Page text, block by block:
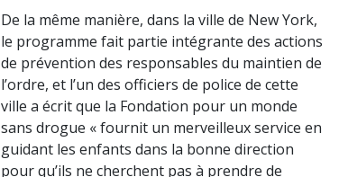
De la même manière, dans la ville de New York,
le programme fait partie intégrante des actions
de prévention des responsables du maintien de
l’ordre, et l’un des officiers de police de cette
ville a écrit que la Fondation pour un monde
sans drogue « fournit un merveilleux service en
guidant les enfants dans la bonne direction
pour qu’ils ne cherchent pas à prendre de